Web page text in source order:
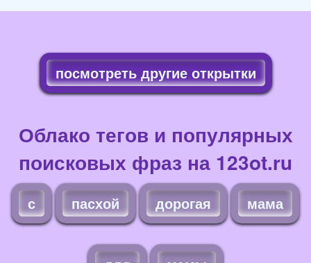
посмотреть другие открытки
Облако тегов и популярных
поисковых фраз на 123ot.ru
с пасхой дорогая мама